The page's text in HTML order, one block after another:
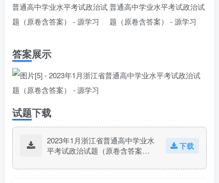
答案展示
试题下载
2023年1月浙江省普通高中学业水
平考试政治试题（原卷含答案）.z
下载